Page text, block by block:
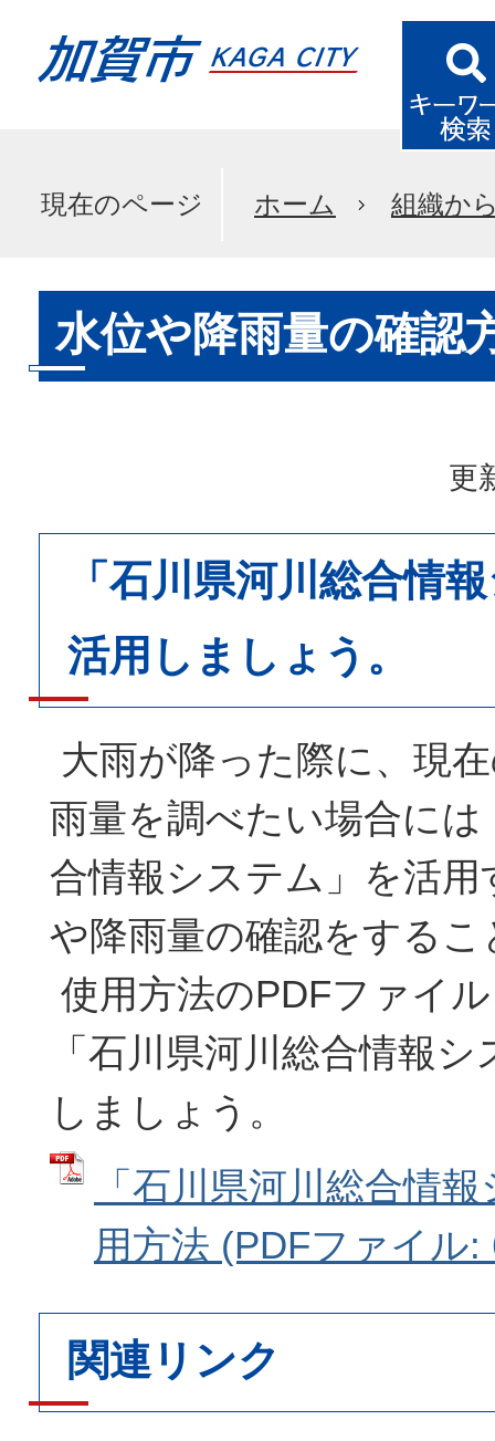
現在のページ ホーム 組織か
水位や降雨量の確認
更
「石川県河川総合情
活用しましょう。
大雨が降った際に、現
雨量を調べたい場合には
合情報システム」を活
や降雨量の確認をする
使用方法のPDFファイ
「石川県河川総合情報
しましょう。
「石川県河川総合情
用方法 (PDFファイル:
関連リンク